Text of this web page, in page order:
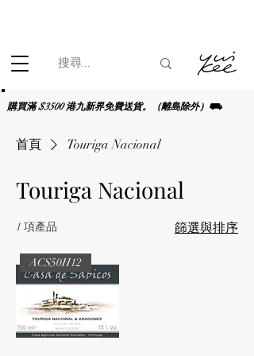
購買滿 $3500 港九新界免費送貨。（離島除外）⛟
首頁 Touriga Nacional
Touriga Nacional
1 項產品 篩選與排序
ACS50H12